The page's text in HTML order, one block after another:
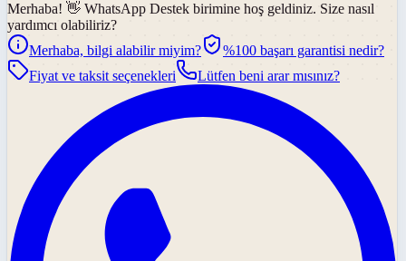
Merhaba! 👋 WhatsApp Destek birimine hoş geldiniz. Size nasıl
yardımcı olabiliriz?
Merhaba, bilgi alabilir miyim?
%100 başarı garantisi nedir?
Fiyat ve taksit seçenekleri
Lütfen beni arar mısınız?